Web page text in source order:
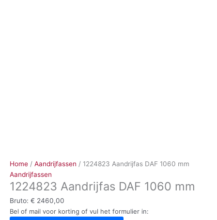
Home / Aandrijfassen / 1224823 Aandrijfas DAF 1060 mm
Aandrijfassen
1224823 Aandrijfas DAF 1060 mm
Bruto: € 2460,00
Bel of mail voor korting of vul het formulier in: